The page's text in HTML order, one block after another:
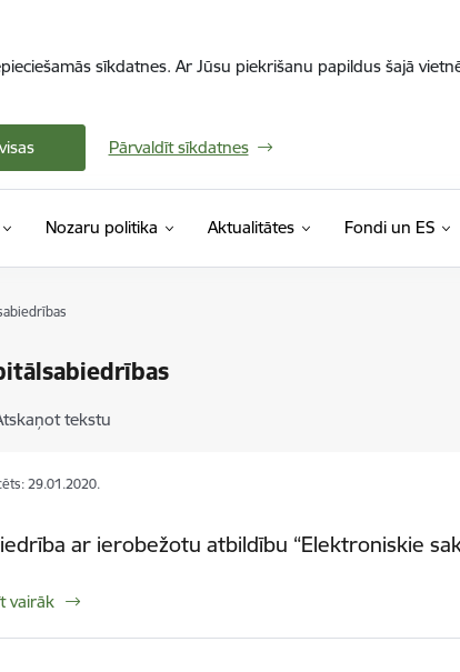
sīkdatnes. Ar Jūsu piekrišanu papildus šajā
Pārvaldīt sīkdatnes
Nozaru politika Aktualitātes Fondi un ES
tekstu
29.01.2020.
ar ierobežotu atbildību “Elektroniskie
vairāk